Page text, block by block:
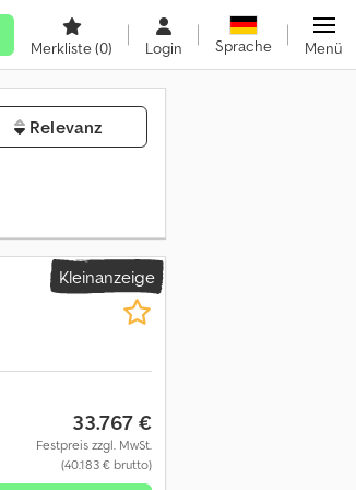
Merkliste(0) Login Sprache Menü
Relevanz
Kleinanzeige
33.767 €
Festpreis zzgl. MwSt.
(40.183 € brutto)